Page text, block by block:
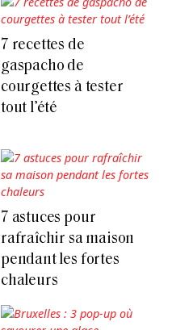
7 recettes de
gaspacho de
courgettes à tester
tout l’été
7 astuces pour
rafraîchir sa maison
pendant les fortes
chaleurs